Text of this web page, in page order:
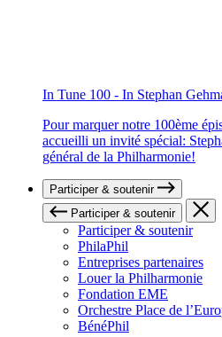
In Tune 100 - In Stephan
Pour marquer notre 100ème
accueilli un invité spécial:
général de la Philharmonie!
Participer & soutenir
Participer & soutenir
Participer & soutenir
PhilaPhil
Entreprises partenaires
Louer la Philharmonie
Fondation EME
Orchestre Place de
BénéPhil